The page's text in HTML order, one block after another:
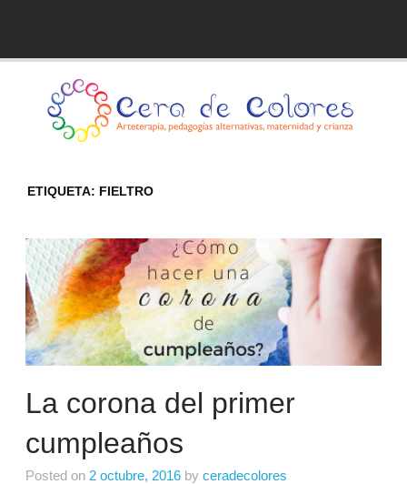
ETIQUETA: FIELTRO
La corona del primer
cumpleaños
Posted on 2 octubre, 2016 by ceradecolores